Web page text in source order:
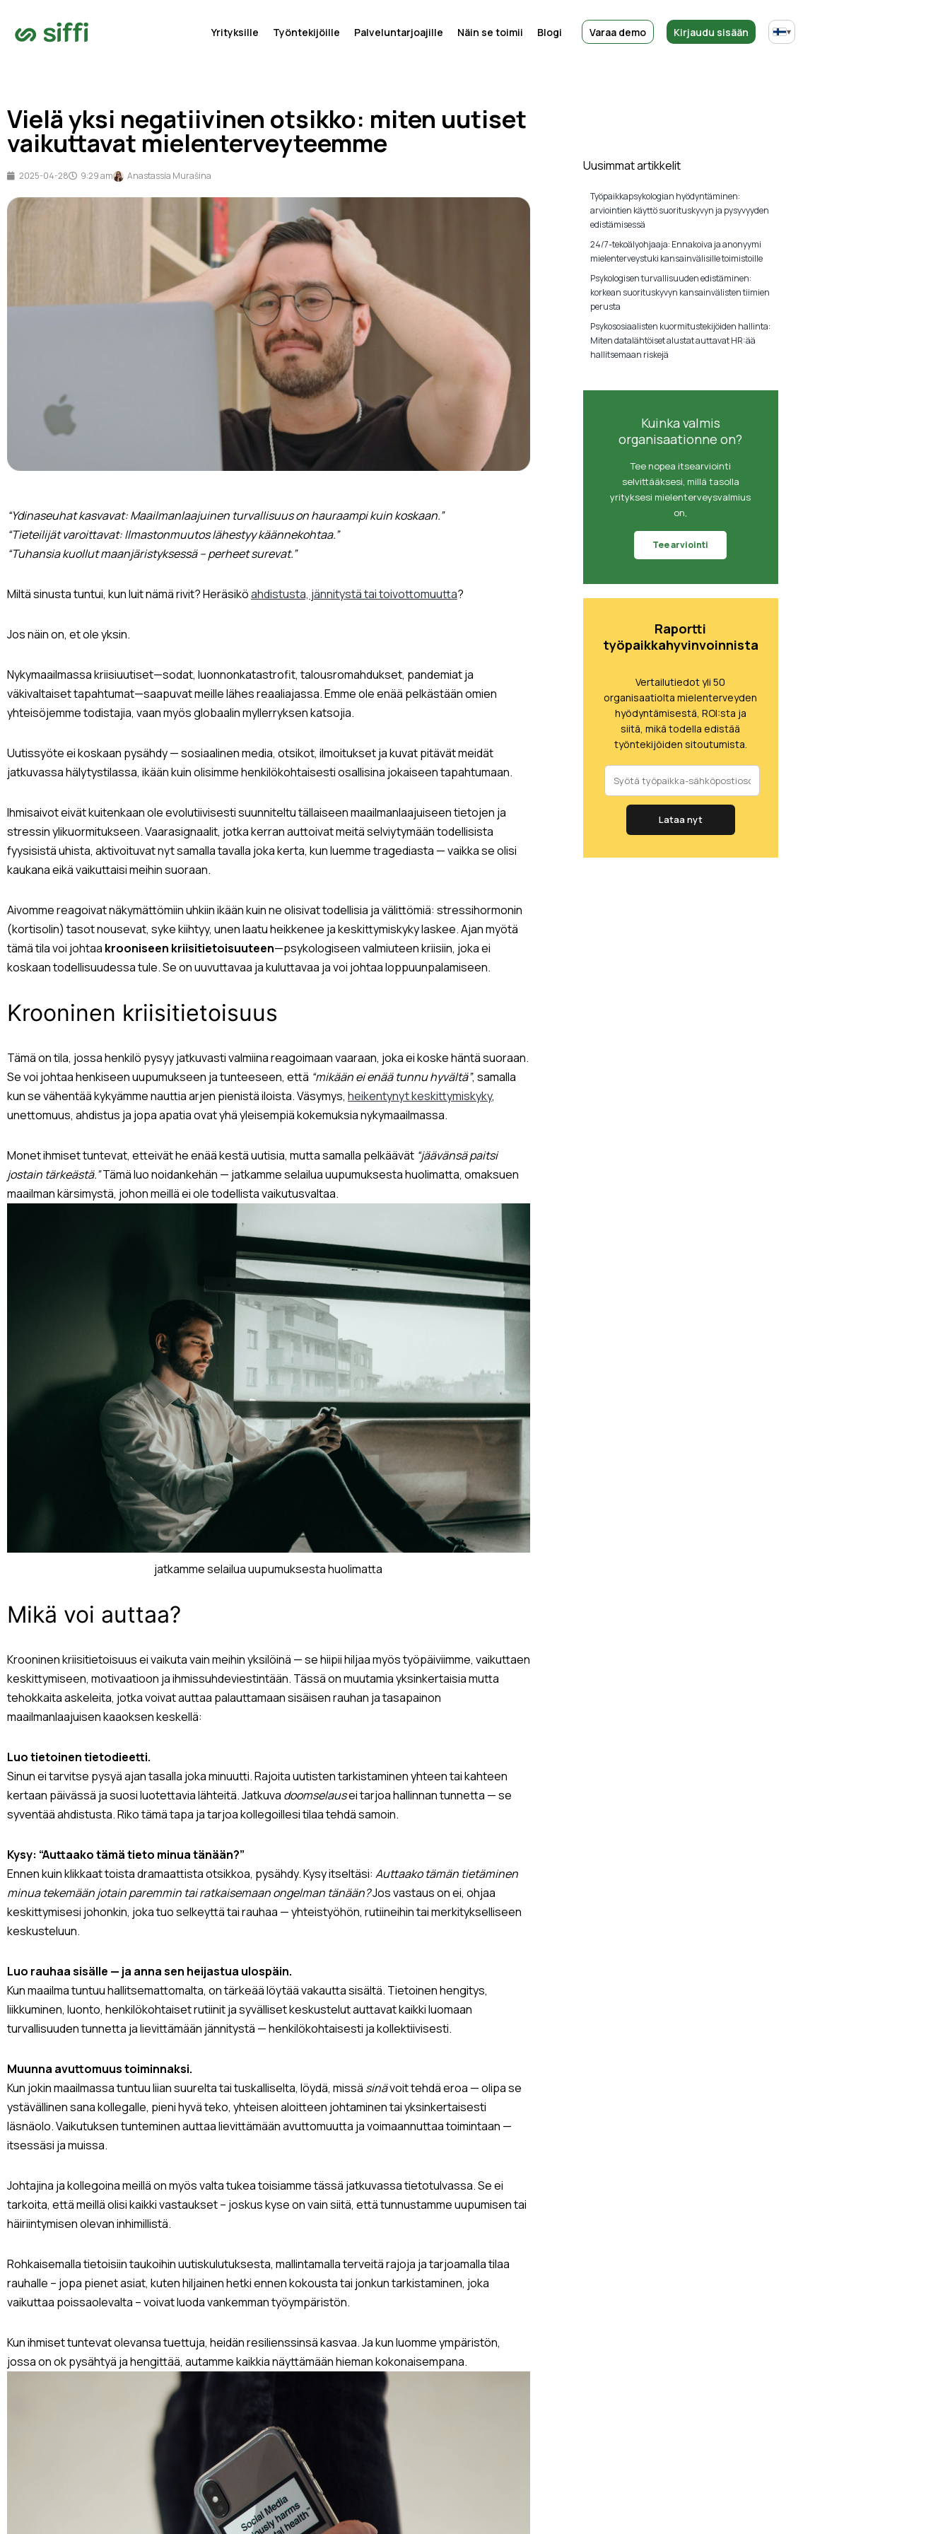
Yrityksille Työntekijöille Palveluntarjoajille Näin se toimii Blogi Varaa demo Kirjaudu sisään ▾
Vielä yksi negatiivinen otsikko: miten uutiset
vaikuttavat mielenterveyteemme
2025-04-28 9:29 am Anastassia Murašina
“Ydinaseuhat kasvavat: Maailmanlaajuinen turvallisuus on hauraampi kuin koskaan.”
“Tieteilijät varoittavat: Ilmastonmuutos lähestyy käännekohtaa.”
“Tuhansia kuollut maanjäristyksessä – perheet surevat.”
Miltä sinusta tuntui, kun luit nämä rivit? Heräsiköahdistusta, jännitystä tai toivottomuutta?
Jos näin on, et ole yksin.
Nykymaailmassa kriisiuutiset—sodat, luonnonkatastrofit, talousromahdukset, pandemiat ja
väkivaltaiset tapahtumat—saapuvat meille lähes reaaliajassa. Emme ole enää pelkästään omien
yhteisöjemme todistajia, vaan myös globaalin myllerryksen katsojia.
Uutissyöte ei koskaan pysähdy — sosiaalinen media, otsikot, ilmoitukset ja kuvat pitävät meidät
jatkuvassa hälytystilassa, ikään kuin olisimme henkilökohtaisesti osallisina jokaiseen tapahtumaan.
Ihmisaivot eivät kuitenkaan ole evolutiivisesti suunniteltu tällaiseen maailmanlaajuiseen tietojen ja
stressin ylikuormitukseen. Vaarasignaalit, jotka kerran auttoivat meitä selviytymään todellisista
fyysisistä uhista, aktivoituvat nyt samalla tavalla joka kerta, kun luemme tragediasta — vaikka se olisi
kaukana eikä vaikuttaisi meihin suoraan.
Aivomme reagoivat näkymättömiin uhkiin ikään kuin ne olisivat todellisia ja välittömiä: stressihormonin
(kortisolin) tasot nousevat, syke kiihtyy, unen laatu heikkenee ja keskittymiskyky laskee. Ajan myötä
tämä tila voi johtaa krooniseen kriisitietoisuuteen—psykologiseen valmiuteen kriisiin, joka ei
koskaan todellisuudessa tule. Se on uuvuttavaa ja kuluttavaa ja voi johtaa loppuunpalamiseen.
Krooninen kriisitietoisuus
Tämä on tila, jossa henkilö pysyy jatkuvasti valmiina reagoimaan vaaraan, joka ei koske häntä suoraan.
Se voi johtaa henkiseen uupumukseen ja tunteeseen, että “mikään ei enää tunnu hyvältä”, samalla
kun se vähentää kykyämme nauttia arjen pienistä iloista. Väsymys, heikentynyt keskittymiskyky,
unettomuus, ahdistus ja jopa apatia ovat yhä yleisempiä kokemuksia nykymaailmassa.
Monet ihmiset tuntevat, etteivät he enää kestä uutisia, mutta samalla pelkäävät “jäävänsä paitsi
jostain tärkeästä.”Tämä luo noidankehän — jatkamme selailua uupumuksesta huolimatta, omaksuen
maailman kärsimystä, johon meillä ei ole todellista vaikutusvaltaa.
jatkamme selailua uupumuksesta huolimatta
Mikä voi auttaa?
Krooninen kriisitietoisuus ei vaikuta vain meihin yksilöinä — se hiipii hiljaa myös työpäiviimme, vaikuttaen
keskittymiseen, motivaatioon ja ihmissuhdeviestintään. Tässä on muutamia yksinkertaisia mutta
tehokkaita askeleita, jotka voivat auttaa palauttamaan sisäisen rauhan ja tasapainon
maailmanlaajuisen kaaoksen keskellä:
Luo tietoinen tietodieetti.
Sinun ei tarvitse pysyä ajan tasalla joka minuutti. Rajoita uutisten tarkistaminen yhteen tai kahteen
kertaan päivässä ja suosi luotettavia lähteitä. Jatkuva doomselausei tarjoa hallinnan tunnetta — se
syventää ahdistusta. Riko tämä tapa ja tarjoa kollegoillesi tilaa tehdä samoin.
Kysy: “Auttaako tämä tieto minua tänään?”
Ennen kuin klikkaat toista dramaattista otsikkoa, pysähdy. Kysy itseltäsi: Auttaako tämän tietäminen
minua tekemään jotain paremmin tai ratkaisemaan ongelman tänään?Jos vastaus on ei, ohjaa
keskittymisesi johonkin, joka tuo selkeyttä tai rauhaa — yhteistyöhön, rutiineihin tai merkitykselliseen
keskusteluun.
Luo rauhaa sisälle — ja anna sen heijastua ulospäin.
Kun maailma tuntuu hallitsemattomalta, on tärkeää löytää vakautta sisältä. Tietoinen hengitys,
liikkuminen, luonto, henkilökohtaiset rutiinit ja syvälliset keskustelut auttavat kaikki luomaan
turvallisuuden tunnetta ja lievittämään jännitystä — henkilökohtaisesti ja kollektiivisesti.
Muunna avuttomuus toiminnaksi.
Kun jokin maailmassa tuntuu liian suurelta tai tuskalliselta, löydä, missä sinävoit tehdä eroa — olipa se
ystävällinen sana kollegalle, pieni hyvä teko, yhteisen aloitteen johtaminen tai yksinkertaisesti
läsnäolo. Vaikutuksen tunteminen auttaa lievittämään avuttomuutta ja voimaannuttaa toimintaan —
itsessäsi ja muissa.
Johtajina ja kollegoina meillä on myös valta tukea toisiamme tässä jatkuvassa tietotulvassa. Se ei
tarkoita, että meillä olisi kaikki vastaukset – joskus kyse on vain siitä, että tunnustamme uupumisen tai
häiriintymisen olevan inhimillistä.
Rohkaisemalla tietoisiin taukoihin uutiskulutuksesta, mallintamalla terveitä rajoja ja tarjoamalla tilaa
rauhalle – jopa pienet asiat, kuten hiljainen hetki ennen kokousta tai jonkun tarkistaminen, joka
vaikuttaa poissaolevalta – voivat luoda vankemman työympäristön.
Kun ihmiset tuntevat olevansa tuettuja, heidän resilienssinsä kasvaa. Ja kun luomme ympäristön,
jossa on ok pysähtyä ja hengittää, autamme kaikkia näyttämään hieman kokonaisempana.
Uusimmat artikkelit
Työpaikkapsykologian hyödyntäminen:
arviointien käyttö suorituskyvyn ja pysyvyyden
edistämisessä
24/7-tekoälyohjaaja: Ennakoiva ja anonyymi
mielenterveystuki kansainvälisille toimistoille
Psykologisen turvallisuuden edistäminen:
korkean suorituskyvyn kansainvälisten tiimien
perusta
Psykososiaalisten kuormitustekijöiden hallinta:
Miten datalähtöiset alustat auttavat HR:ää
hallitsemaan riskejä
Kuinka valmis
organisaationne on?
Tee nopea itsearviointi
selvittääksesi, millä tasolla
yrityksesi mielenterveysvalmius
on,
Tee arviointi
Raportti
työpaikkahyvinvoinnista
Vertailutiedot yli 50
organisaatiolta mielenterveyden
hyödyntämisestä, ROI:sta ja
siitä, mikä todella edistää
työntekijöiden sitoutumista.
Lataa nyt